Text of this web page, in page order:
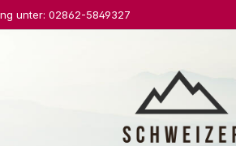
unter: 02862-5849327